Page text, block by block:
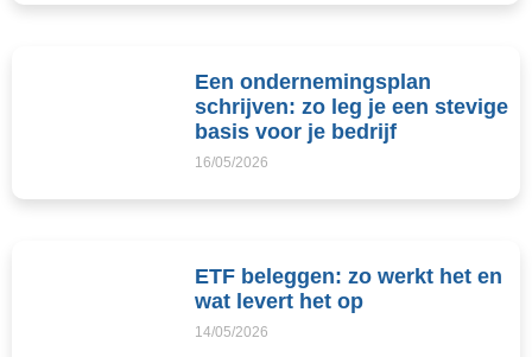
Een ondernemingsplan
schrijven: zo leg je een stevige
basis voor je bedrijf
16/05/2026
ETF beleggen: zo werkt het en
wat levert het op
14/05/2026